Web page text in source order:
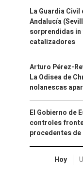
La Guardia
Andalucía
sorprendidas
catalizadores
Arturo Pérez-
La Odisea de
nolanescas
El Gobierno de
controles
procedentes
Hoy